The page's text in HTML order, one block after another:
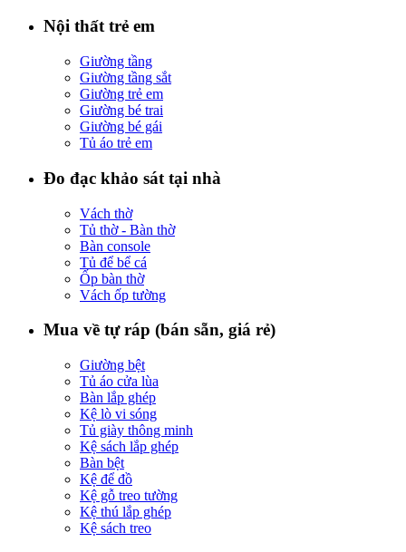
Nội thất trẻ em
Giường tầng
Giường tầng sắt
Giường trẻ em
Giường bé trai
Giường bé gái
Tủ áo trẻ em
Đo đạc khảo sát tại nhà
Vách thờ
Tủ thờ - Bàn thờ
Bàn console
Tủ để bể cá
Ốp bàn thờ
Vách ốp tường
Mua về tự ráp (bán sẵn, giá rẻ)
Giường bệt
Tủ áo cửa lùa
Bàn lắp ghép
Kệ lò vi sóng
Tủ giày thông minh
Kệ sách lắp ghép
Bàn bệt
Kệ để đồ
Kệ gỗ treo tường
Kệ thú lắp ghép
Kệ sách treo